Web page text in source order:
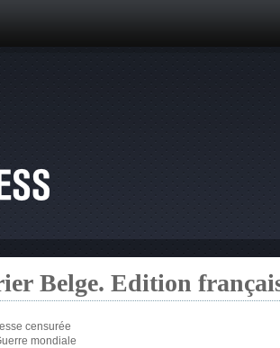
Belge. Edition
censurée
mondiale